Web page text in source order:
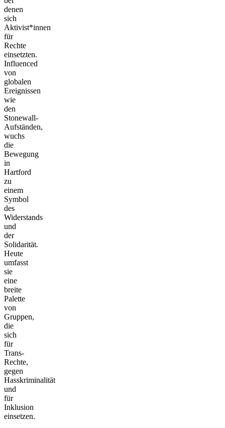
denen
sich
Aktivist*innen
für
Rechte
einsetzten.
Influenced
von
globalen
Ereignissen
wie
den
Stonewall-
Aufständen,
wuchs
die
Bewegung
in
Hartford
zu
einem
Symbol
des
Widerstands
und
der
Solidarität.
Heute
umfasst
sie
eine
breite
Palette
von
Gruppen,
die
sich
für
Trans-
Rechte,
gegen
Hasskriminalität
und
für
Inklusion
einsetzen.